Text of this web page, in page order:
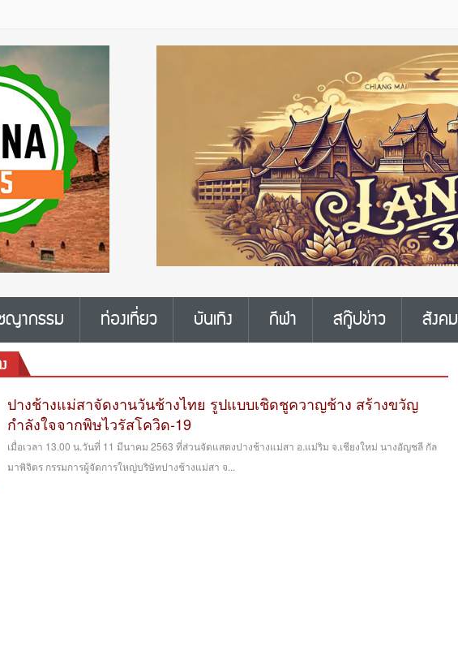
ญากรรม ท่องเที่ยว บันเทิง กีฬา สกู๊ปข่าว สังคม
ปางช้างแม่สาจัดงานวันช้างไทย รูปแบบเชิดชูควาญช้าง สร้างขวัญ
กำลังใจจากพิษไวรัสโควิด-19
เมื่อเวลา 13.00 น.วันที่ 11 มีนาคม 2563 ที่ส่วนจัดแสดงปางช้างแม่สา อ.แม่ริม จ.เชียงใหม่ นางอัญชลี กัล
มาพิจิตร กรรมการผู้จัดการใหญ่บริษัทปางช้างแม่สา จ...